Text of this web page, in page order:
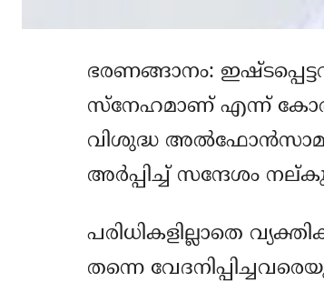
ഭരണങ്ങാനം:
സ്‌നേഹമാണ് എന്ന്
വിശുദ്ധ
അര്‍പ്പിച്ച് സന്ദേശം
പരിധികളില്ലാതെ
തന്നെ